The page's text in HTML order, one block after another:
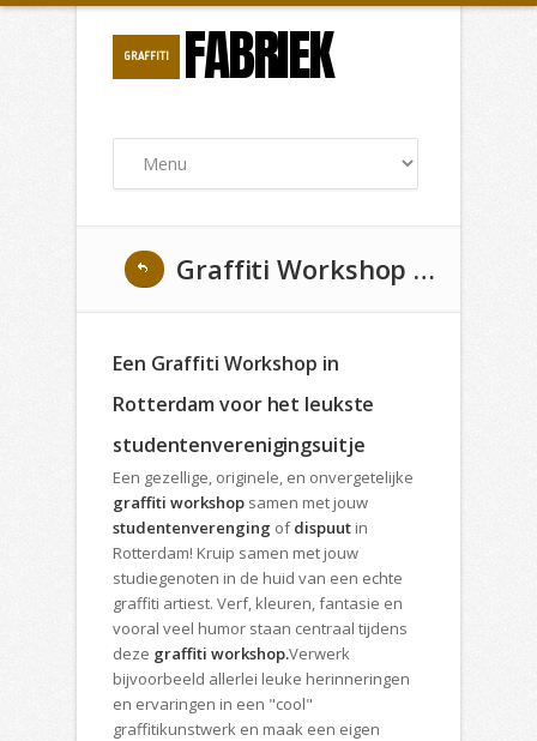
GRAFFITI FABRIEK
Graffiti Workshop met jouw Studentenvereniging in Rotterdam
Een Graffiti Workshop in
Rotterdam voor het leukste
studentenverenigingsuitje
Een gezellige, originele, en onvergetelijke
graffiti workshop samen met jouw
studentenverenging ofdispuut in
Rotterdam! Kruip samen met jouw
studiegenoten in de huid van een echte
graffiti artiest. Verf, kleuren, fantasie en
vooral veel humor staan centraal tijdens
deze graffiti workshop.Verwerk
bijvoorbeeld allerlei leuke herinneringen
en ervaringen in een "cool"
graffitikunstwerk en maak een eigen